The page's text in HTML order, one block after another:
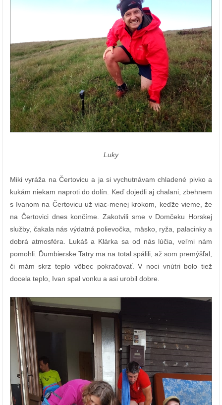
Luky
Miki vyráža na Čertovicu a ja si vychutnávam chladené pivko a
kukám niekam naproti do dolín. Keď dojedli aj chalani, zbehnem
s Ivanom na Čertovicu už viac-menej krokom, keďže vieme, že
na Čertovici dnes končíme. Zakotvili sme v Domčeku Horskej
služby, čakala nás výdatná polievočka, mäsko, ryža, palacinky a
dobrá atmosféra. Lukáš a Klárka sa od nás lúčia, veľmi nám
pomohli. Ďumbierske Tatry ma na total spálili, až som premýšľal,
či mám skrz teplo vôbec pokračovať. V noci vnútri bolo tiež
docela teplo, Ivan spal vonku a asi urobil dobre.